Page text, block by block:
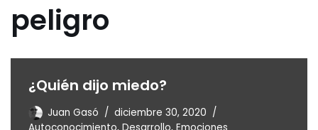
peligro
¿Quién dijo miedo?
Juan Gasó
diciembre 30, 2020